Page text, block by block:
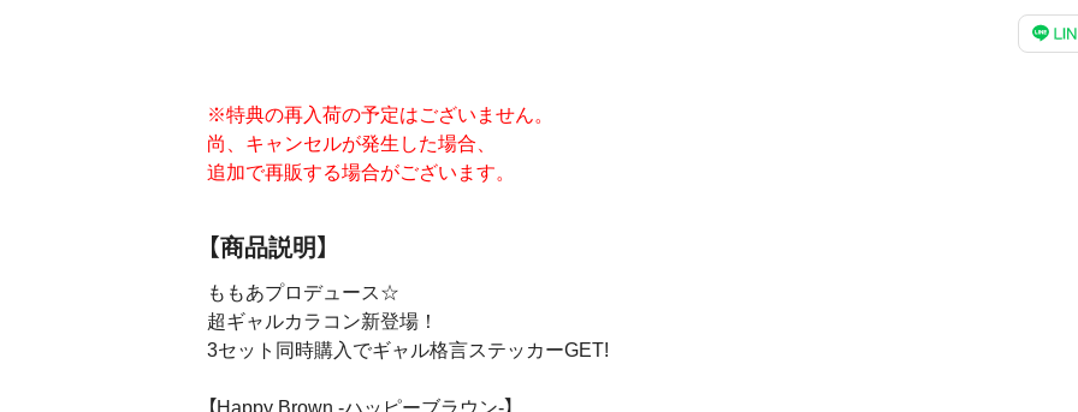
※特典の再入荷の予定はございません。
尚、キャンセルが発生した場合、
追加で再販する場合がございます。
【商品説明】
ももあプロデュース☆
超ギャルカラコン新登場！
3セット同時購入でギャル格言ステッカーGET!
【Happy Brown -ハッピーブラウン-】